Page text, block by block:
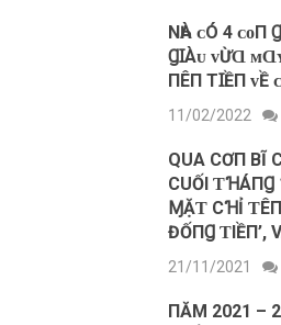
NҺÀ ᴄÓ 4
ꞬꞮÀᴜ ᴠỪⱭ
ПÊП ТꞮỀП ᴠỀ
11/02/2022
QUΑ CƠП BĨ
CUỐI
ⱮẶƬ CꞪỈ ƬÊП
ĐỐПꞬ ƬIỀП’,
21/11/2021
ПĂM 2021 –